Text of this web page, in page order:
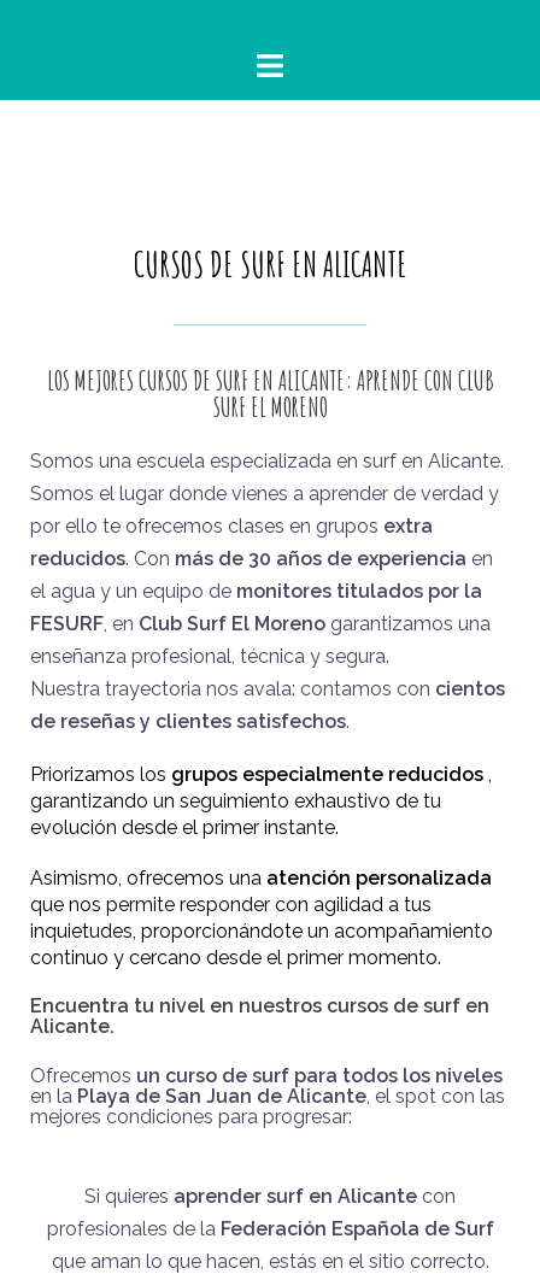
CURSOS DE SURF EN ALICANTE
LOS MEJORES CURSOS DE SURF EN ALICANTE: APRENDE CON CLUB
SURF EL MORENO
Somos una escuela especializada en surf en Alicante.
Somos el lugar donde vienes a aprender de verdad y
por ello te ofrecemos clases en grupos extra
reducidos. Con más de 30 años de experiencia en
el agua y un equipo de monitores titulados por la
FESURF, en Club Surf El Moreno garantizamos una
enseñanza profesional, técnica y segura.
Nuestra trayectoria nos avala: contamos con cientos
de reseñas y clientes satisfechos.
Priorizamos los grupos especialmente reducidos ,
garantizando un seguimiento exhaustivo de tu
evolución desde el primer instante.
Asimismo, ofrecemos una atención personalizada
que nos permite responder con agilidad a tus
inquietudes, proporcionándote un acompañamiento
continuo y cercano desde el primer momento.
Encuentra tu nivel en nuestros cursos de surf en
Alicante.
Ofrecemos un curso de surf para todos los niveles
en la Playa de San Juan de Alicante, el spot con las
mejores condiciones para progresar:
Si quieres aprender surf en Alicante con
profesionales de laFederación Española de Surf
que aman lo que hacen, estás en el sitio correcto.